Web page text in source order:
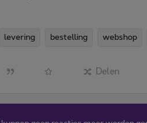
levering bestelling webshop
Delen